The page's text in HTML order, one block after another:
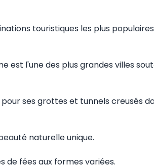
touristiques les plus
est l'une des plus grandes villes
ses grottes et tunnels creusés
naturelle unique.
de fées aux formes variées.